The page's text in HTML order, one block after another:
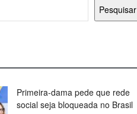
Pesquisar
Primeira-dama pede que rede
social seja bloqueada no Brasil